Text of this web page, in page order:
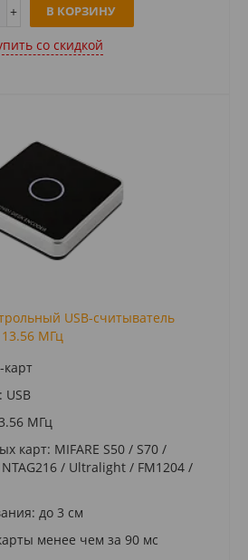
В КОРЗИНУ
cо скидкой
USB-считыватель
13.56 МГц
USB
МГц
карт: MIFARE S50 / S70 /
NTAG216 / Ultralight / FM1204 /
до 3 см
менее чем за 90 мс